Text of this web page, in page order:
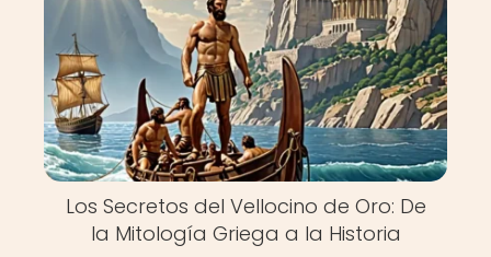
Los Secretos del Vellocino de Oro: De
la Mitología Griega a la Historia